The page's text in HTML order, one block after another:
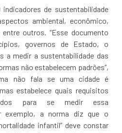
de sustentabilidade
ambiental, econômico,
outros. “Esse documento
governos de Estado, o
a medir a sustentabilidade das
não estabelecem padrões”,
não fala se uma cidade é
estabelece quais requisitos
para se medir essa
exemplo, a norma diz que o
infantil” deve constar